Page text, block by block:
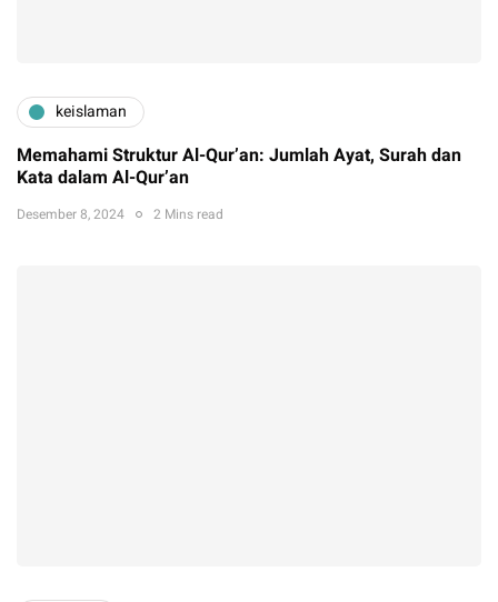
keislaman
Memahami Struktur Al-Qur’an: Jumlah Ayat, Surah dan
Kata dalam Al-Qur’an
Desember 8, 2024 2 Mins read